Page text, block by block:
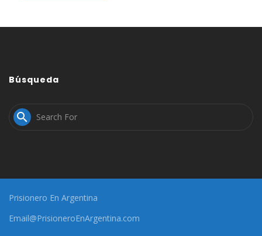
Búsqueda

Prisionero En Argentina
Email@PrisioneroEnArgentina.com